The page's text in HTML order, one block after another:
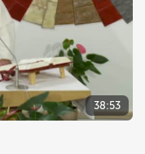
38:53